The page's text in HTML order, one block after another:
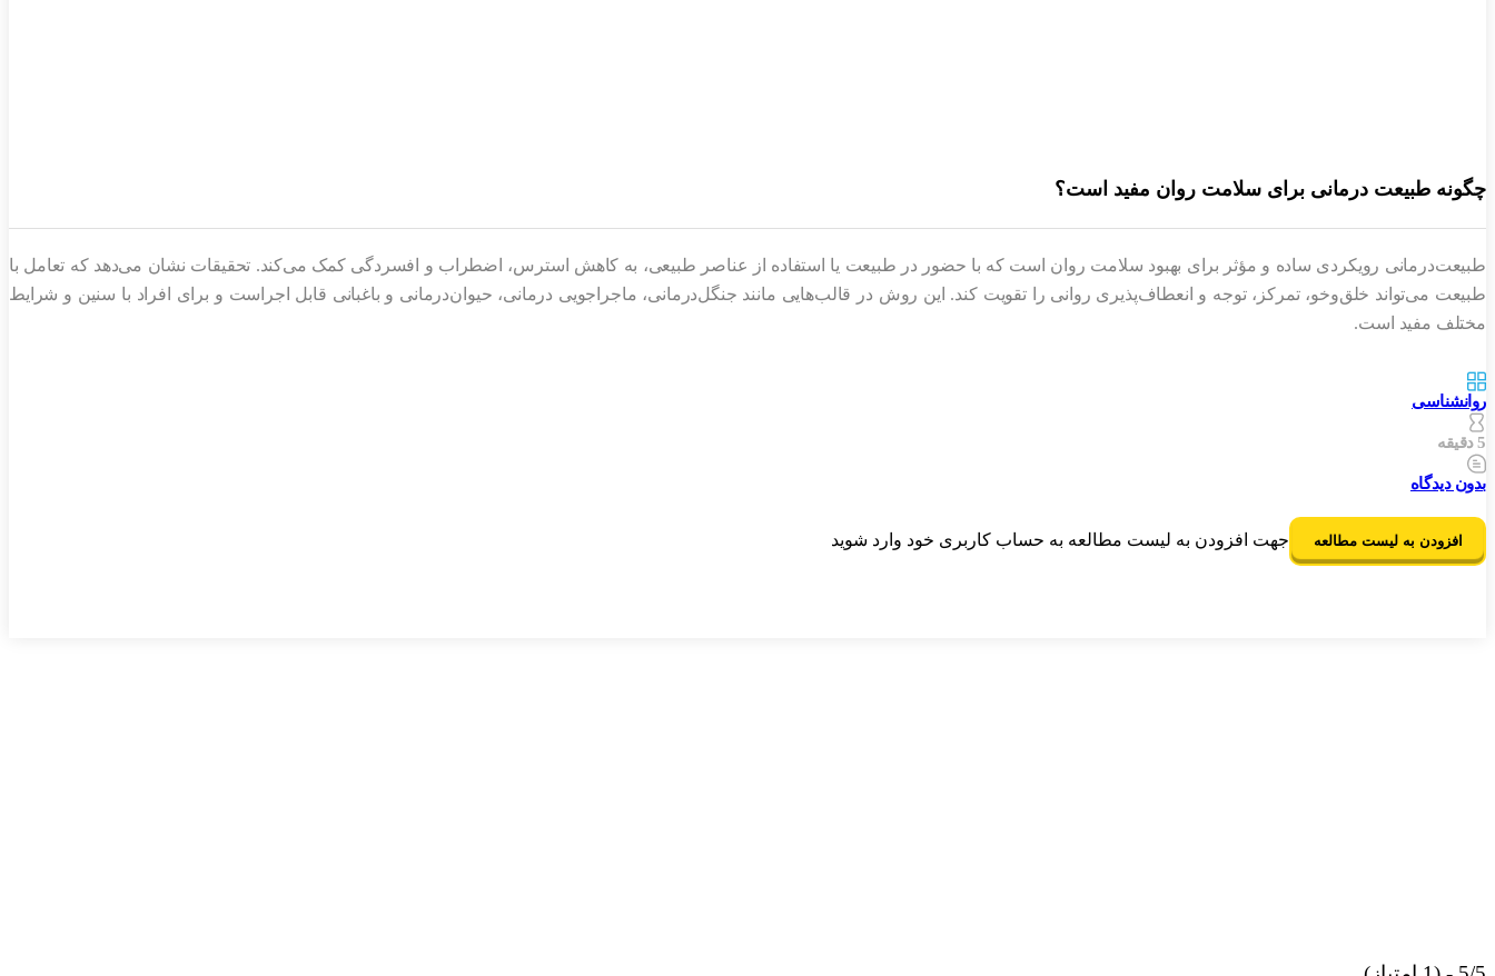
چگونه طبیعت درمانی برای سلامت روان مفید است؟
طبیعت‌درمانی رویکردی ساده و مؤثر برای بهبود سلامت روان است که با حضور در طبیعت یا استفاده از عناصر طبیعی، به کاهش استرس، اضطراب و افسردگی کمک می‌کند. تحقیقات نشان می‌دهد که تعامل با
طبیعت می‌تواند خلق‌وخو، تمرکز، توجه و انعطاف‌پذیری روانی را تقویت کند. این روش در قالب‌هایی مانند جنگل‌درمانی، ماجراجویی درمانی، حیوان‌درمانی و باغبانی قابل اجراست و برای افراد با سنین و شرایط
مختلف مفید است.
روانشناسی
5 دقیقه
بدون دیدگاه
افزودن به لیست مطالعه جهت افزودن به لیست مطالعه به حساب کاربری خود وارد شوید